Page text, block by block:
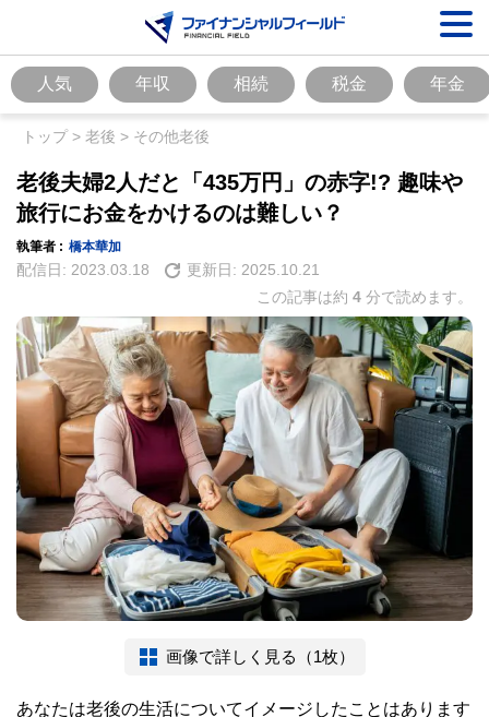
人気 年収 相続 税金 年金
トップ> 老後 > その他老後
老後夫婦2人だと「435万円」の赤字!? 趣味や
旅行にお金をかけるのは難しい？
執筆者 : 橋本華加
配信日: 2023.03.18 更新日: 2025.10.21
この記事は約 4 分で読めます。
画像で詳しく見る（1枚）
あなたは老後の生活についてイメージしたことはあります